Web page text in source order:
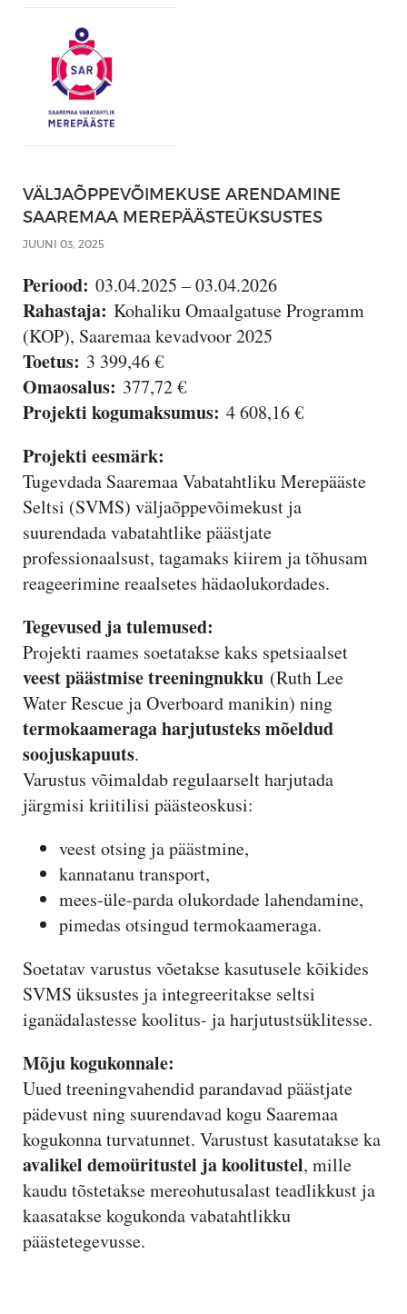
VÄLJAÕPPEVÕIMEKUSE ARENDAMINE
SAAREMAA MEREPÄÄSTEÜKSUSTES
JUUNI 03, 2025
Periood: 03.04.2025 – 03.04.2026
Rahastaja: Kohaliku Omaalgatuse Programm
(KOP), Saaremaa kevadvoor 2025
Toetus: 3 399,46 €
Omaosalus: 377,72 €
Projekti kogumaksumus: 4 608,16 €
Projekti eesmärk:
Tugevdada Saaremaa Vabatahtliku Merepääste
Seltsi (SVMS) väljaõppevõimekust ja
suurendada vabatahtlike päästjate
professionaalsust, tagamaks kiirem ja tõhusam
reageerimine reaalsetes hädaolukordades.
Tegevused ja tulemused:
Projekti raames soetatakse kaks spetsiaalset
veest päästmise treeningnukku (Ruth Lee
Water Rescue ja Overboard manikin) ning
termokaameraga harjutusteks mõeldud
soojuskapuuts.
Varustus võimaldab regulaarselt harjutada
järgmisi kriitilisi päästeoskusi:
veest otsing ja päästmine,
kannatanu transport,
mees-üle-parda olukordade lahendamine,
pimedas otsingud termokaameraga.
Soetatav varustus võetakse kasutusele kõikides
SVMS üksustes ja integreeritakse seltsi
iganädalastesse koolitus- ja harjutustsüklitesse.
Mõju kogukonnale:
Uued treeningvahendid parandavad päästjate
pädevust ning suurendavad kogu Saaremaa
kogukonna turvatunnet. Varustust kasutatakse ka
avalikel demoüritustel ja koolitustel, mille
kaudu tõstetakse mereohutusalast teadlikkust ja
kaasatakse kogukonda vabatahtlikku
päästetegevusse.